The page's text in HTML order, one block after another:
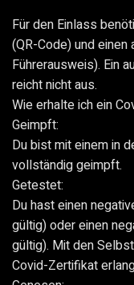
Für den Einlass
(QR-Code) und
Führerausweis). Ein
reicht nicht aus.
Wie erhalte ich ein
Geimpft:
Du bist mit einem in
vollständig geimpft.
Getestet:
Du hast einen
gültig) oder einen
gültig). Mit den
Covid-Zertifikat